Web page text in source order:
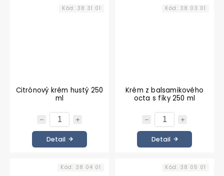
Citrónový krém hustý 250
ml
Detail
Kód: 38 31 01
Krém z balsamikového
octa s fíky 250 ml
Detail
Kód: 38 03 01
Kód: 38 04 01 Kód: 38 05 01